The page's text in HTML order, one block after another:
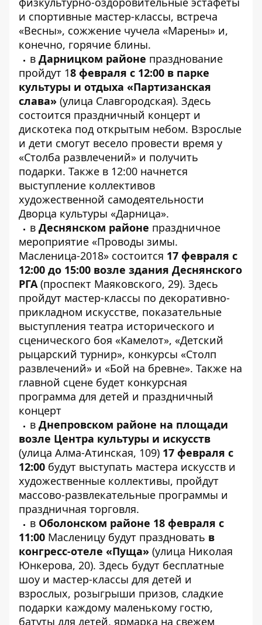
и спортивные мастер-классы, встреча
«Весны», сожжение чучела «Марены» и,
конечно, горячие блины.
в Дарницком районе празднование
пройдут 18 февраля с 12:00 в парке
культуры и отдыха «Партизанская
слава» (улица Славгородская). Здесь
состоится праздничный концерт и
дискотека под открытым небом. Взрослые
и дети смогут весело провести время у
«Столба развлечений» и получить
подарки. Также в 12:00 начнется
выступление коллективов
художественной самодеятельности
Дворца культуры «Дарница».
в Деснянском районе праздничное
мероприятие «Проводы зимы.
Масленица-2018» состоится 17 февраля с
12:00 до 15:00 возле здания Деснянского
РГА(проспект Маяковского, 29). Здесь
пройдут мастер-классы по декоративно-
прикладном искусстве, показательные
выступления театра исторического и
сценического боя «Камелот», «Детский
рыцарский турнир», конкурсы «Столп
развлечений» и «Бой на бревне». Также на
главной сцене будет конкурсная
программа для детей и праздничный
концерт
в Днепровском районе на площади
возле Центра культуры и искусств
(улица Алма-Атинская, 109) 17 февраля с
12:00 будут выступать мастера искусств и
художественные коллективы, пройдут
массово-развлекательные программы и
праздничная торговля.
в Оболонском районе 18 февраля с
11:00 Масленицу будут праздновать в
конгресс-отеле «Пуща» (улица Николая
Юнкерова, 20). Здесь будут бесплатные
шоу и мастер-классы для детей и
взрослых, розыгрыши призов, сладкие
подарки каждому маленькому гостю,
батуты для детей, ярмарка на свежем